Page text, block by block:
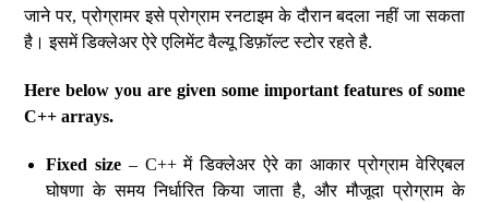
जाने पर, प्रोग्रामर इसे प्रोग्राम रनटाइम के दौरान बदला नहीं जा सकता
है। इसमें डिक्लेअर ऐरे एलिमेंट वैल्यू डिफ़ॉल्ट स्टोर रहते है.
Here below you are given some important features of some
C++ arrays.
Fixed size – C++ में डिक्लेअर ऐरे का आकार प्रोग्राम वेरिएबल
घोषणा के समय निर्धारित किया जाता है, और मौजूदा प्रोग्राम के